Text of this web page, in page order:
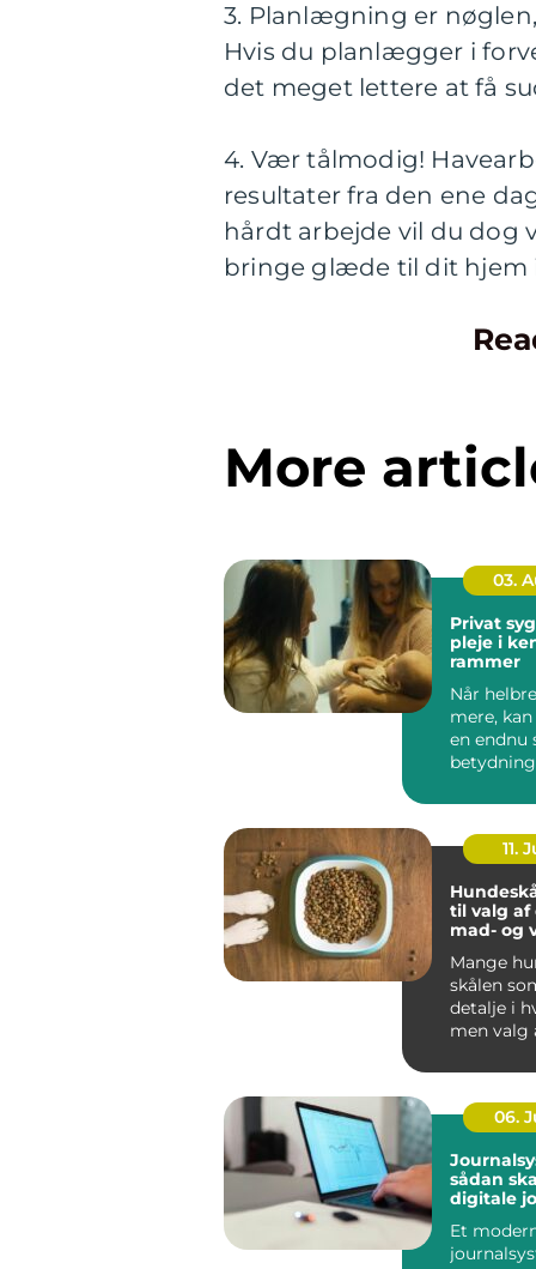
3. Planlægning er
Hvis du planlægger i
det meget lettere at få
4. Vær tålmodig!
resultater fra den ene
hårdt arbejde vil du dog
bringe glæde til dit hjem
More
03.
Privat
pleje i
rammer
Når
mere,
en endnu
be...
11.
til valg af
mad- og
Mange
skålen
detalje i
men valg
06.
sådan
digitale
Et